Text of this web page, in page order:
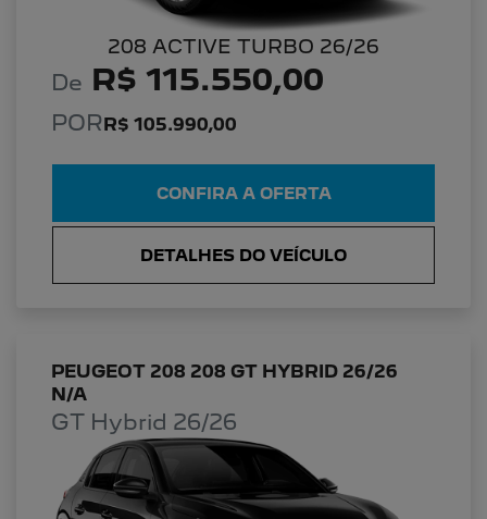
208 ACTIVE TURBO 26/26
De R$ 115.550,00
POR R$ 105.990,00
CONFIRA A OFERTA
DETALHES DO VEÍCULO
PEUGEOT 208 208 GT HYBRID 26/26
N/A
GT Hybrid 26/26